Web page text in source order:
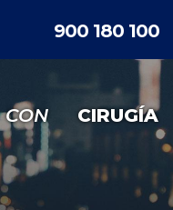
900 180 100
CIRUGÍA